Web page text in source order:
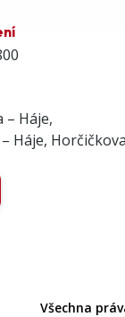
– Háje,
Háje,
Všechna